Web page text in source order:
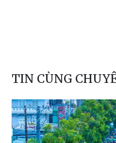
TIN CÙNG